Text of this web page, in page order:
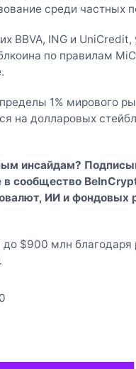
среди частных
BBVA, ING и
по правилам
1% мирового
на долларовых
инсайдам?
всообщество
ИИ и фондовых
$900 млн благодаря